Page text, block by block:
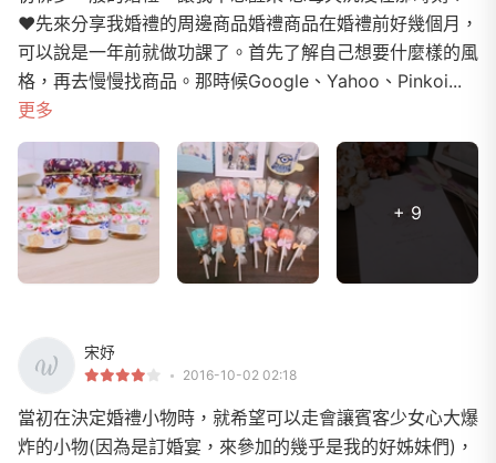
❤先來分享我婚禮的周邊商品婚禮商品在婚禮前好幾個月，
可以說是一年前就做功課了。首先了解自己想要什麼樣的風
格，再去慢慢找商品。那時候Google、Yahoo、Pinkoi...
更多
+ 9
宋妤
2016-10-02 02:18
當初在決定婚禮小物時，就希望可以走會讓賓客少女心大爆
炸的小物(因為是訂婚宴，來參加的幾乎是我的好姊妹們)，